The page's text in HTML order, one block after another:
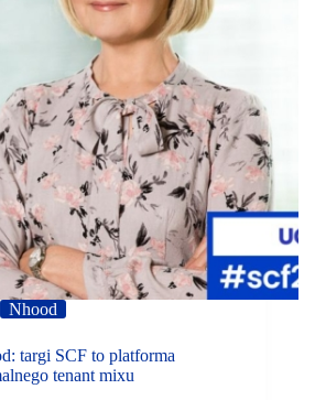
Nhood
targi SCF to platforma
tenant mixu